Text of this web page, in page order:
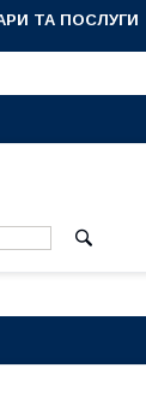
ТА ПОСЛУГИ